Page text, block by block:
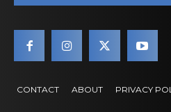
CONTACT ABOUT PRIVACY